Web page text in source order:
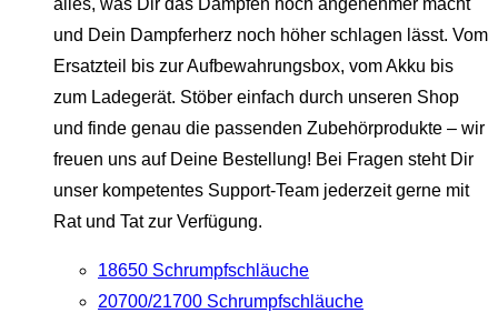
alles, was Dir das Dampfen noch angenehmer macht
und Dein Dampferherz noch höher schlagen lässt. Vom
Ersatzteil bis zur Aufbewahrungsbox, vom Akku bis
zum Ladegerät. Stöber einfach durch unseren Shop
und finde genau die passenden Zubehörprodukte – wir
freuen uns auf Deine Bestellung! Bei Fragen steht Dir
unser kompetentes Support-Team jederzeit gerne mit
Rat und Tat zur Verfügung.
18650 Schrumpfschläuche
20700/21700 Schrumpfschläuche